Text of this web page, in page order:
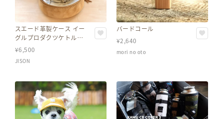
スエード革製ケース イー
グルプロダクツケトル
0.7L用
¥6,500
JISON
バードコール
¥2,640
mori no oto